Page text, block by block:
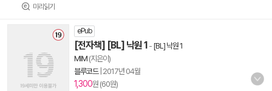
미리읽기
ePub
[전자책] [BL] 낙원 1 - [BL] 낙원 1
MIM (지은이)
블루코드| 2017년 04월
1,300원 (60원)